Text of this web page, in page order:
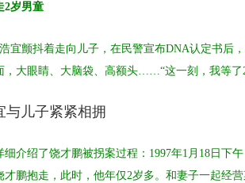
岁男童
宜颤抖着走向儿子，在民警宣布DNA认定书后
大眼睛、大脑袋、高额头……“这一刻，我等了
与儿子紧紧相拥
介绍了饶才鹏被拐案过程：1997年1月18日下
鹏抱走，此时，他年仅2岁多。和妻子一起经